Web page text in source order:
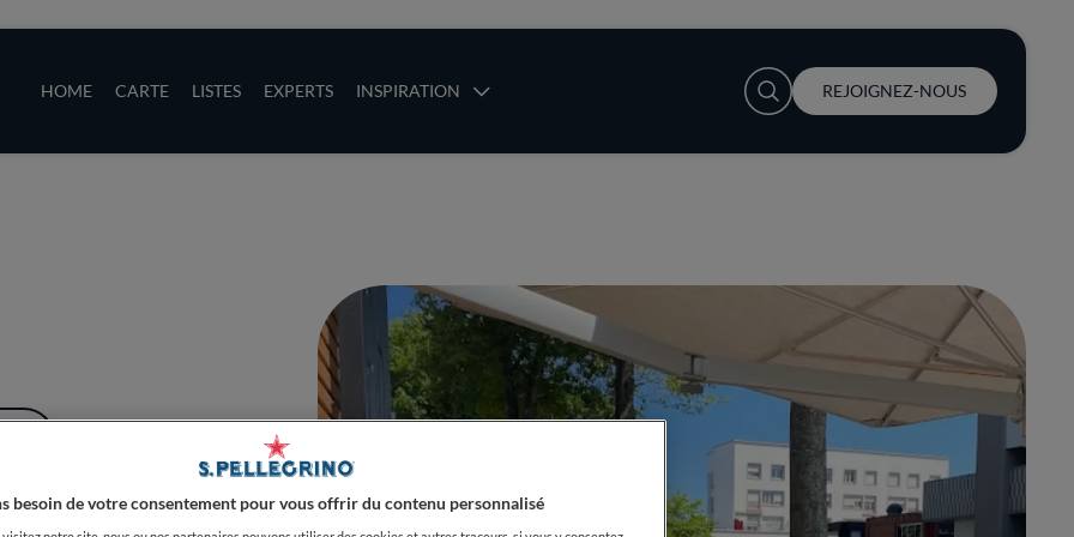
HOME CARTE LISTES EXPERTS INSPIRATION
User account menu
REJOIGNEZ-NOUS
besoin de votre consentement pour vous offrir du contenu personnalisé